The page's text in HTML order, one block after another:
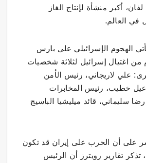
أكبر منشأة لإنتاج الغاز
في العالم.
الهجوم الإسرائيلي على بارس
من اغتيال إسرائيل لثلاثة شخصيات
علي لاريجاني، رئيس الأمن
خطيب، رئيس المخابرات
رضا سليماني، قائد ميليشيا الباسيج
أن الحرب على إيران قد تكون
تذكر تقارير رويترز أن الرئيس